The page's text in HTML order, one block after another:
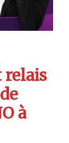
relais
à